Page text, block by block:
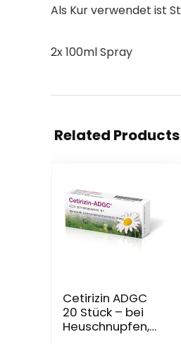
Als Kur verwendet ist
2x 100ml Spray
Related Products
Cetirizin ADGC
20 Stück – bei
Heuschnupfen,